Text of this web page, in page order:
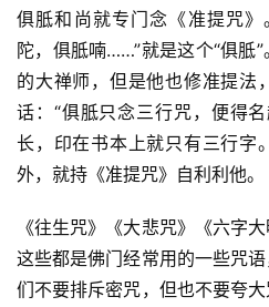
政
策
法
规
免
声
明
俱胝和尚就专门念《准提咒
陀，俱胝喃……”就是这个“俱胝
的大禅师，但是他也修准提法
话：“俱胝只念三行咒，便得
长，印在书本上就只有三行字
外，就持《准提咒》自利利他。
《往生咒》《大悲咒》《六字
这些都是佛门经常用的一些咒
们不要排斥密咒，但也不要夸